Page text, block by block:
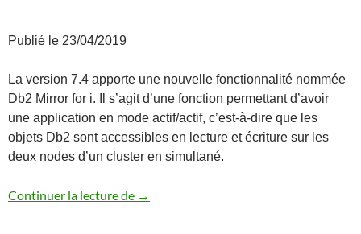
Publié le 23/04/2019
La version 7.4 apporte une nouvelle fonctionnalité nommée
Db2 Mirror for i. Il s’agit d’une fonction permettant d’avoir
une application en mode actif/actif, c’est-à-dire que les
objets Db2 sont accessibles en lecture et écriture sur les
deux nodes d’un cluster en simultané.
Continuer la lecture de Annonce Db2 Mirror for i
→